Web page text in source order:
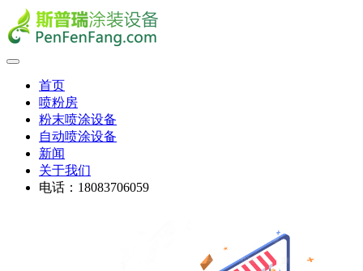
首页
喷粉房
粉末喷涂设备
自动喷涂设备
新闻
关于我们
电话：18083706059